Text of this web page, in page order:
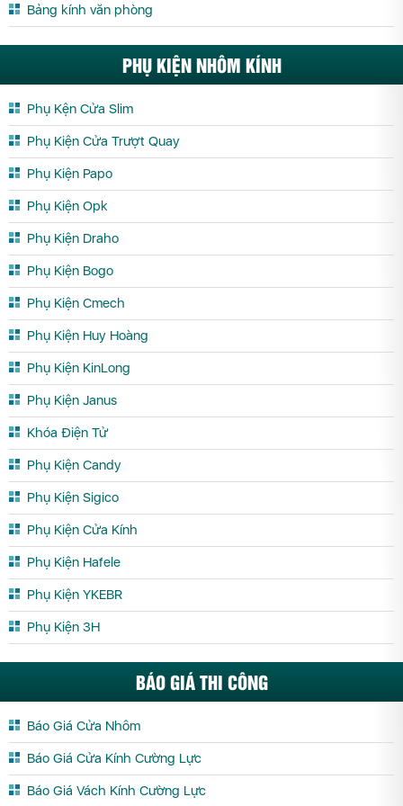
Bảng kính văn phòng
PHỤ KIỆN NHÔM KÍNH
Phụ Kện Cửa Slim
Phụ Kiện Cửa Trượt Quay
Phụ Kiện Papo
Phụ Kiện Opk
Phụ Kiện Draho
Phụ Kiện Bogo
Phụ Kiện Cmech
Phụ Kiện Huy Hoàng
Phụ Kiện KinLong
Phụ Kiện Janus
Khóa Điện Tử
Phụ Kiện Candy
Phụ Kiện Sigico
Phụ Kiện Cửa Kính
Phụ Kiện Hafele
Phụ Kiện YKEBR
Phụ Kiện 3H
BÁO GIÁ THI CÔNG
Báo Giá Cửa Nhôm
Báo Giá Cửa Kính Cường Lực
Báo Giá Vách Kính Cường Lực